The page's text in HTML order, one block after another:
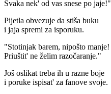
Svaka nek' od vas snese po jaje!"
Pijetla obvezuje da stiša buku
i jaja spremi za isporuku.
"Stotinjak barem, nipošto manje!
Priuštit' ne želim razočaranje."
Još oslikat treba ih u razne boje
i poruke ispisat' za fanove svoje.